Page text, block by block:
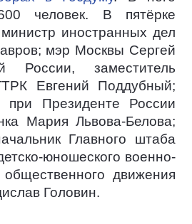
человек. В пятёрке
иностранных дел
мэр Москвы Сергей
России, заместитель
Евгений Поддубный;
при Президенте России
Мария Львова-Белова;
Главного штаба
юношеского военно-
общественного движения
Головин.